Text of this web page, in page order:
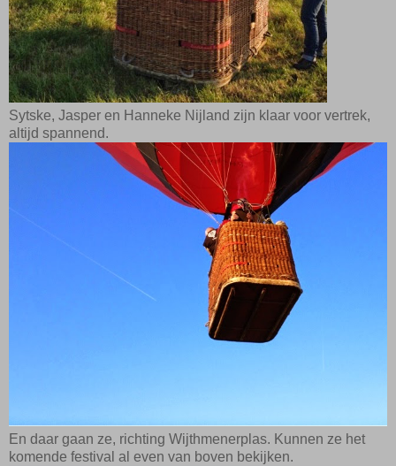
Sytske, Jasper en Hanneke Nijland zijn klaar voor vertrek,
altijd spannend.
En daar gaan ze, richting Wijthmenerplas. Kunnen ze het
komende festival al even van boven bekijken.